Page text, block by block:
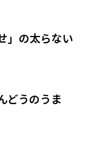
」の太らない
どうのうま